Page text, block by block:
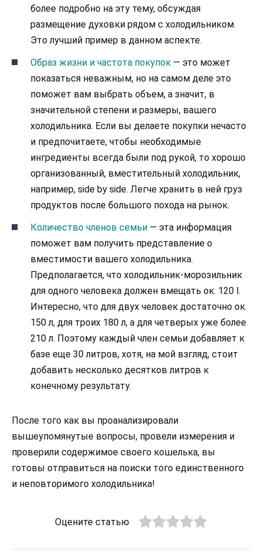
более подробно на эту тему, обсуждая
размещение духовки рядом с холодильником.
Это лучший пример в данном аспекте.
Образ жизни и частота покупок — это может
показаться неважным, но на самом деле это
поможет вам выбрать объем, а значит, в
значительной степени и размеры, вашего
холодильника. Если вы делаете покупки нечасто
и предпочитаете, чтобы необходимые
ингредиенты всегда были под рукой, то хорошо
организованный, вместительный холодильник,
например, side by side. Легче хранить в ней груз
продуктов после большого похода на рынок.
Количество членов семьи — эта информация
поможет вам получить представление о
вместимости вашего холодильника.
Предполагается, что холодильник-морозильник
для одного человека должен вмещать ок. 120 l.
Интересно, что для двух человек достаточно ок.
150 л, для троих 180 л, а для четверых уже более
210 л. Поэтому каждый член семьи добавляет к
базе еще 30 литров, хотя, на мой взгляд, стоит
добавить несколько десятков литров к
конечному результату.
После того как вы проанализировали
вышеупомянутые вопросы, провели измерения и
проверили содержимое своего кошелька, вы
готовы отправиться на поиски того единственного
и неповторимого холодильника!
Оцените статью